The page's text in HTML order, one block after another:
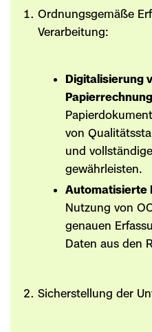
Ordnungsgemäße
Verarbeitung:
Digitalisierung
von
und
gewährleisten.
Automatisierte
Nutzung von
genauen
Daten aus den
Sicherstellung der